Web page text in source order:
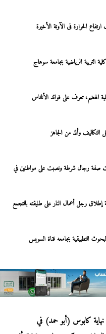
الحرارة فى الآونة الأخيرة
التربية الرياضية بجامعة سوهاج
الهضم، تعرف على فوائد الأناناس
وألذ من الجاهز
صفة رجال شرطة ونصبت على مواطنين في
رجل أعمال النار على طليقته بالتجمع
التطبيقية بجامعه قناة السويس
نهاية كابوس (أبو حمد) في